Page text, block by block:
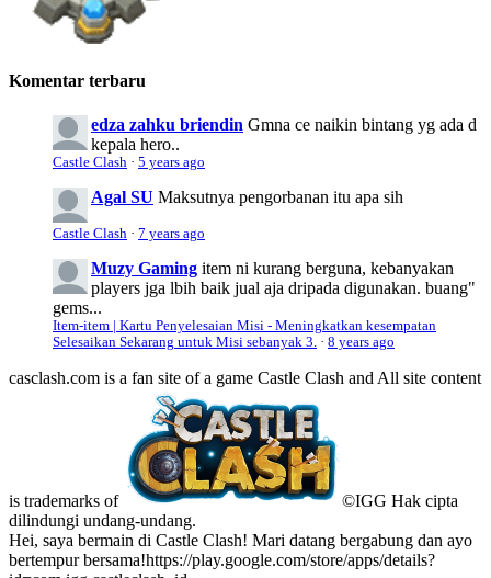
Komentar terbaru
edza zahku briendin Gmna ce naikin bintang yg ada d
kepala hero..
Castle Clash · 5 years ago
Agal SU Maksutnya pengorbanan itu apa sih
Castle Clash · 7 years ago
Muzy Gaming item ni kurang berguna, kebanyakan
players jga lbih baik jual aja dripada digunakan. buang"
gems...
Item-item | Kartu Penyelesaian Misi - Meningkatkan kesempatan
Selesaikan Sekarang untuk Misi sebanyak 3. · 8 years ago
casclash.com is a fan site of a game Castle Clash and All site content
is trademarks of
©IGG Hak cipta
dilindungi undang-undang.
Hei, saya bermain di Castle Clash! Mari datang bergabung dan ayo
bertempur bersama!https://play.google.com/store/apps/details?